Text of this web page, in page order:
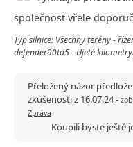
společnost vřele
Typ silnice: Všechny terény -
defender90td5 - Ujeté
Přeložený názor
zkušenosti z 16.07.24-
Zpráva
Koupili byste ještě